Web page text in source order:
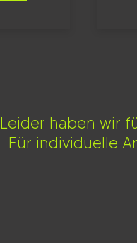
Leider haben wir
Für individuelle